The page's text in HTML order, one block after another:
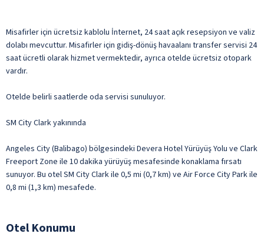
Misafirler için ücretsiz kablolu İnternet, 24 saat açık resepsiyon ve valiz
dolabı mevcuttur. Misafirler için gidiş-dönüş havaalanı transfer servisi 24
saat ücretli olarak hizmet vermektedir, ayrıca otelde ücretsiz otopark
vardır.
Otelde belirli saatlerde oda servisi sunuluyor.
SM City Clark yakınında
Angeles City (Balibago) bölgesindeki Devera Hotel Yürüyüş Yolu ve Clark
Freeport Zone ile 10 dakika yürüyüş mesafesinde konaklama fırsatı
sunuyor. Bu otel SM City Clark ile 0,5 mi (0,7 km) ve Air Force City Park ile
0,8 mi (1,3 km) mesafede.
Otel Konumu